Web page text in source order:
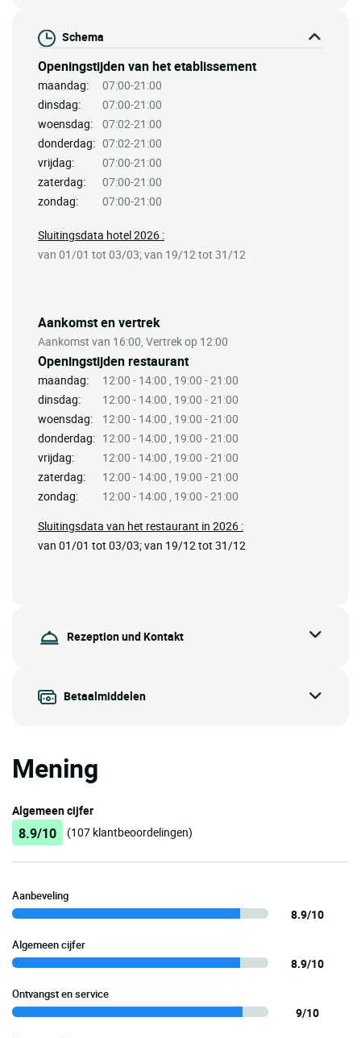
Schema
Openingstijden van het etablissement
maandag:
07:00-21:00
dinsdag:
07:00-21:00
woensdag:
07:02-21:00
donderdag: 07:02-21:00
vrijdag:
07:00-21:00
zaterdag:
07:00-21:00
zondag:
07:00-21:00
Aankomst en vertrek
Aankomst van 16:00, Vertrek op 12:00
Openingstijden restaurant
maandag:
12:00 - 14:00 , 19:00 - 21:00
dinsdag:
12:00 - 14:00 , 19:00 - 21:00
woensdag:
12:00 - 14:00 , 19:00 - 21:00
donderdag: 12:00 - 14:00 , 19:00 - 21:00
vrijdag:
12:00 - 14:00 , 19:00 - 21:00
zaterdag:
12:00 - 14:00 , 19:00 - 21:00
zondag:
12:00 - 14:00 , 19:00 - 21:00
Sluitingsdata van het restaurant in 2026 :
van 01/01 tot 03/03; van 19/12 tot 31/12
Sluitingsdata hotel 2026 :
van 01/01 tot 03/03; van 19/12 tot 31/12
Rezeption und Kontakt
Betaalmiddelen
Mening
Algemeen cijfer
8.9/10 (107 klantbeoordelingen)
Aanbeveling
8.9/10
Algemeen cijfer
8.9/10
Ontvangst en service
9/10